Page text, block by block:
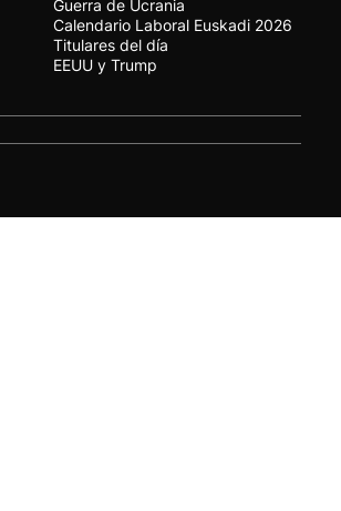
Guerra de Ucrania
Calendario Laboral Euskadi 2026
Titulares del día
EEUU y Trump